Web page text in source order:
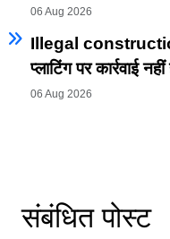
की ऊर्जा सुरक्षा एवं
मिनरल अर्थव्यवस्था का
विजन
06 Aug 2026
Illegal
प्लाटिंग पर कार्रवाई
पार्षद, एक सप्ताह का
06 Aug 2026
संबंधित पोस्ट